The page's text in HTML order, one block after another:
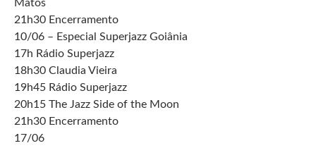
Matos
21h30 Encerramento
10/06 – Especial Superjazz Goiânia
17h Rádio Superjazz
18h30 Claudia Vieira
19h45 Rádio Superjazz
20h15 The Jazz Side of the Moon
21h30 Encerramento
17/06